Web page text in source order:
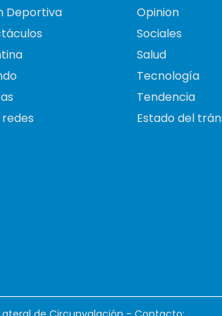
Deportiva
redes
Opinion
Sociales
Salud
Tecnología
Tendencia
Estado del